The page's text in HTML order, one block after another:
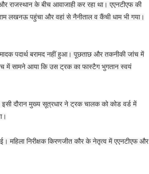
राजस्थान के बीच आवाजाही कर रहा था। एएनटीएफ की
लखनऊ पहुंचा और वहां से नैनीताल व कैंची धाम भी गया।
पदार्थ बरामद नहीं हुआ। पूछताछ और तकनीकी जांच में
में सामने आया कि उस ट्रक का फास्टैग भुगतान स्वयं
दौरान मुख्य सूत्रधार ने ट्रक चालक को कोड वर्ड में
महिला निरीक्षक किरणजीत कौर के नेतृत्व में एएनटीएफ और